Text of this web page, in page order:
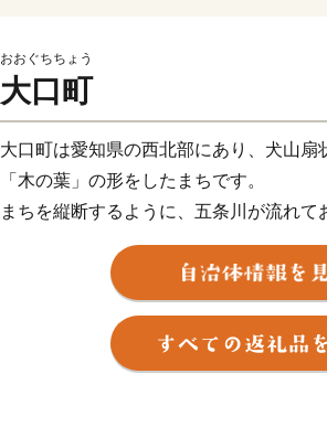
おおぐちちょう
大口町
大口町は愛知県の西北部にあり、犬山扇
「木の葉」の形をしたまちです。
まちを縦断するように、五条川が流れて
本さくら名所100選」に選ばれています
また町内には、約６８０社の企業がある
した武将「堀尾吉晴公」の生誕地でもあ
大口町には、史跡や豊かな田園風景も多
令和２年の住民アンケートでは、住み